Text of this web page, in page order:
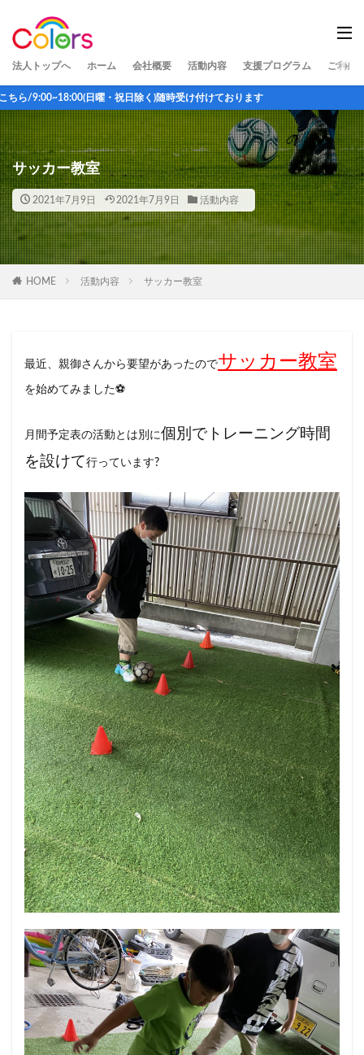
法人トップへ ホーム 会社概要 活動内容 支援プログラム ご利用
日除く)随時受け付けております
サッカー教室
2021年7月9日 2021年7月9日 活動内容
HOME 活動内容 サッカー教室
最近、親御さんから要望があったのでサッカー教室
を始めてみました⚽️
月間予定表の活動とは別に個別でトレーニング時間
を設けて行っています?